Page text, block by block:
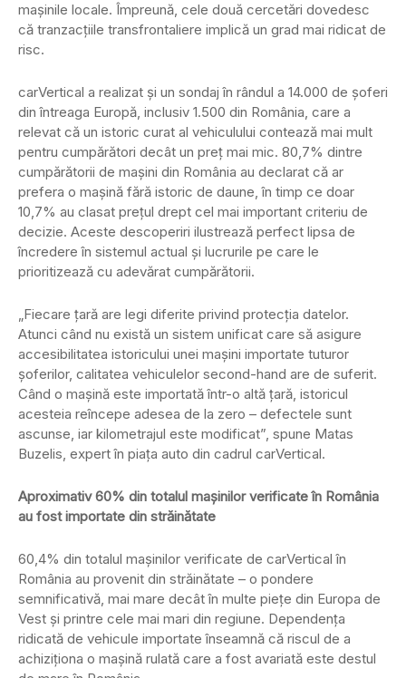
mașinile locale. Împreună, cele două cercetări dovedesc
că tranzacțiile transfrontaliere implică un grad mai ridicat de
risc.
carVertical a realizat și un sondaj în rândul a 14.000 de șoferi
din întreaga Europă, inclusiv 1.500 din România, care a
relevat că un istoric curat al vehiculului contează mai mult
pentru cumpărători decât un preț mai mic. 80,7% dintre
cumpărătorii de mașini din România au declarat că ar
prefera o mașină fără istoric de daune, în timp ce doar
10,7% au clasat prețul drept cel mai important criteriu de
decizie. Aceste descoperiri ilustrează perfect lipsa de
încredere în sistemul actual și lucrurile pe care le
prioritizează cu adevărat cumpărătorii.
„Fiecare țară are legi diferite privind protecția datelor.
Atunci când nu există un sistem unificat care să asigure
accesibilitatea istoricului unei mașini importate tuturor
șoferilor, calitatea vehiculelor second-hand are de suferit.
Când o mașină este importată într-o altă țară, istoricul
acesteia reîncepe adesea de la zero – defectele sunt
ascunse, iar kilometrajul este modificat”, spune Matas
Buzelis, expert în piața auto din cadrul carVertical.
Aproximativ 60% din totalul mașinilor verificate în România
au fost importate din străinătate
60,4% din totalul mașinilor verificate de carVertical în
România au provenit din străinătate – o pondere
semnificativă, mai mare decât în multe piețe din Europa de
Vest și printre cele mai mari din regiune. Dependența
ridicată de vehicule importate înseamnă că riscul de a
achiziționa o mașină rulată care a fost avariată este destul